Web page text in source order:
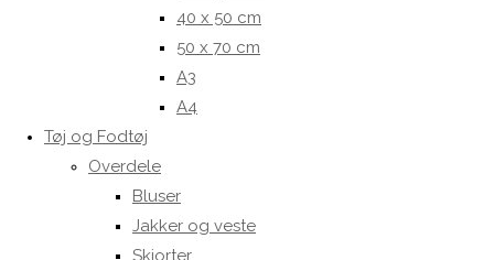
40 x 50 cm
50 x 70 cm
A3
A4
Tøj og Fodtøj
Overdele
Bluser
Jakker og veste
Skjorter